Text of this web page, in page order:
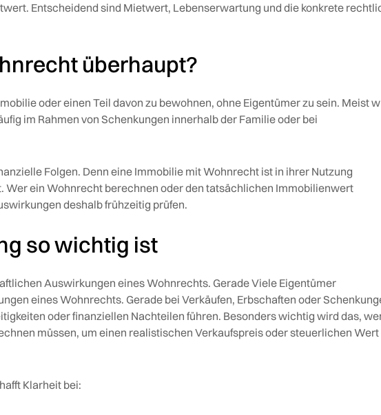
Entscheidend sind Mietwert, Lebenserwartung und die konkrete
überhaupt?
oder einen Teil davon zu bewohnen, ohne Eigentümer zu sein. Meist
im Rahmen von Schenkungen innerhalb der Familie oder bei
Folgen. Denn eine Immobilie mit Wohnrecht ist in ihrer Nutzung
ein Wohnrecht berechnen oder den tatsächlichen Immobilienwert
deshalb frühzeitig prüfen.
so wichtig ist
Auswirkungen eines Wohnrechts. Gerade Viele Eigentümer
eines Wohnrechts. Gerade bei Verkäufen, Erbschaften oder
oder finanziellen Nachteilen führen. Besonders wichtig wird das,
müssen, um einen realistischen Verkaufspreis oder steuerlichen Wert
Klarheit bei: